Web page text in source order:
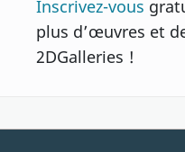
Inscrivez-vous
plus d’œuvres et
2DGalleries !